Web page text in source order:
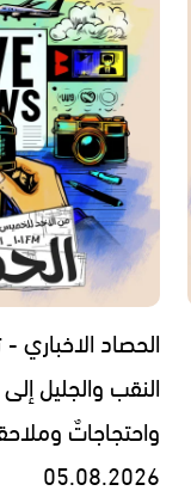
الحصاد
النقب والجليل
واحتجاجاتٌ
05.08.2026